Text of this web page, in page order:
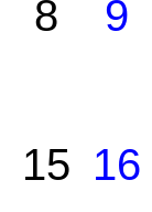
8 9
15 16